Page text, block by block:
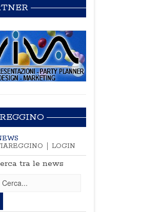
LOGIN
tra le news